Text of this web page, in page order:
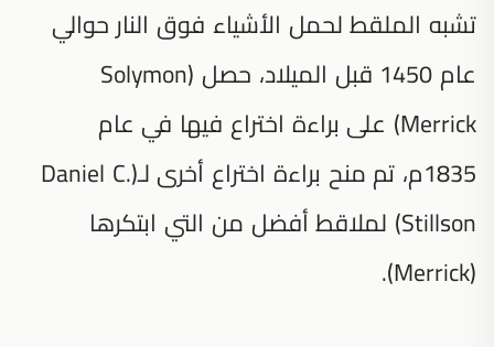
تشبه الملقط لحمل الأشياء فوق النار حوالي
عام 1450 قبل الميلاد، حصل (Solymon
Merrick) على براءة اختراع فيها في عام
1835م، تم منح براءة اختراع أخرى لـ(Daniel C.
Stillson) لملاقط أفضل من التي ابتكرها
(Merrick).